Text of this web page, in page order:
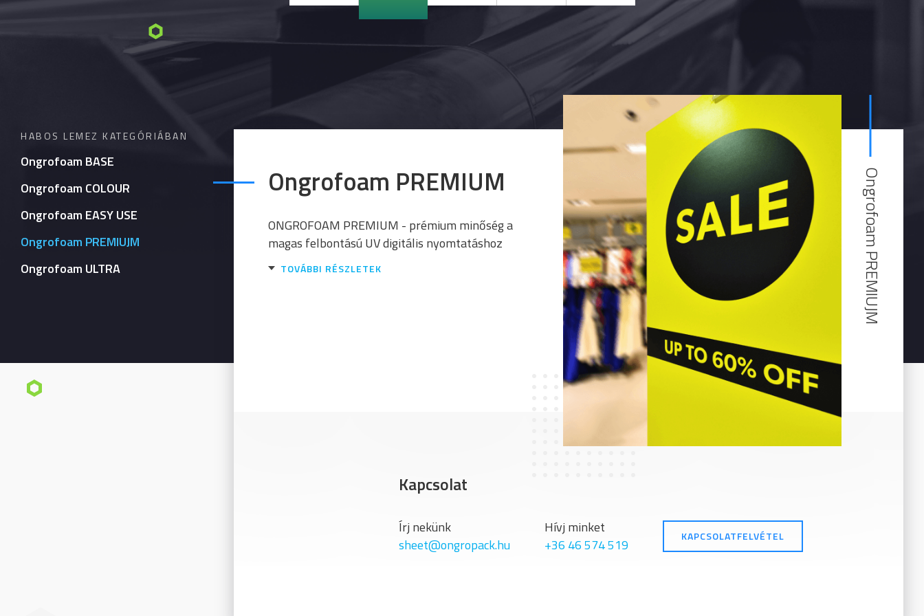
HABOS LEMEZ KATEGÓRIÁBAN
Ongrofoam BASE
Ongrofoam COLOUR
Ongrofoam EASY USE
Ongrofoam PREMIUJM
Ongrofoam ULTRA
Ongrofoam PREMIUM
ONGROFOAM PREMIUM - prémium minőség a
magas felbontású UV digitális nyomtatáshoz
TOVÁBBI RÉSZLETEK
Kapcsolat
Írj nekünk
sheet@ongropack.hu
Hívj minket
+36 46 574 519
KAPCSOLATFELVÉTEL